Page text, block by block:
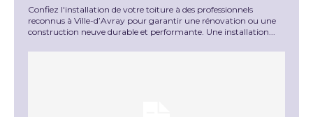
Confiez l'installation de votre toiture à des professionnels
reconnus à Ville-d’Avray pour garantir une rénovation ou une
construction neuve durable et performante. Une installation...